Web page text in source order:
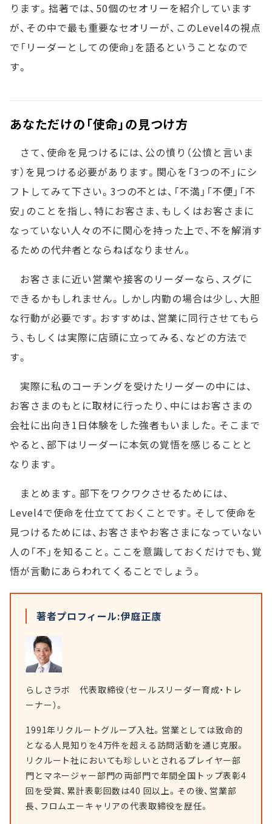
ります。拙著では、50個のセオリーを紹介しています
が、その中で最も重要なセオリーが、このLevel4の視点
で「リーダーとしての使命」を語るということなので
す。
あなただけの「使命」の見つけ方
さて、使命を見つけるには、公の憤り（公憤と言いま
す）を見つける必要があります。関心を「3つの不」にシ
フトしてみて下さい。3つの不とは、「不満」「不便」「不
安」のことを指し、特にお客さま、もしくはお客さまに
なっていない人々の不に関心を持った上で、不を解消す
るための代弁者とならねばなりません。
お客さまに近い営業や接客のリーダーなら、スグに
できるかもしれません。しかし内勤の場合は少し、大胆
な行動が必要です。おすすめは、営業に同行させてもら
う、もしくは実際に店頭に立ってみる、などの方法で
す。
実際に私のコーチングを受けたリーダーの中には、
お客さまのもとに取材に行ったり、中にはお客さまの
会社に出向き1日体験をした強者もいました。そこまで
やると、部下はリーダーに本気の覚悟を感じることと
なります。
まとめます。部下をワクワクさせるためには、
Level4で使命を仕立てておくことです。そして使命を
見つけるためには、お客さまやお客さまになっていない
人の「不」を知ること。ここを意識しておくだけでも、覚
悟が言動にあらわれてくることでしょう。
著者プロフィール:伊庭正康
らしさラボ 代表取締役（セールスリーダー育成・トレ
ーナー）。
1991年リクルートグループ入社。営業としては致命的
となる人見知りを4万件を超える訪問活動を通じ克服。
リクルート社においても珍しいとされるプレイヤー部
門とマネージャー部門の両部門で年間全国トップ表彰4
回を受賞、累計表彰回数は40 回以上。その後、営業部
長、フロムエーキャリアの代表取締役を歴任。